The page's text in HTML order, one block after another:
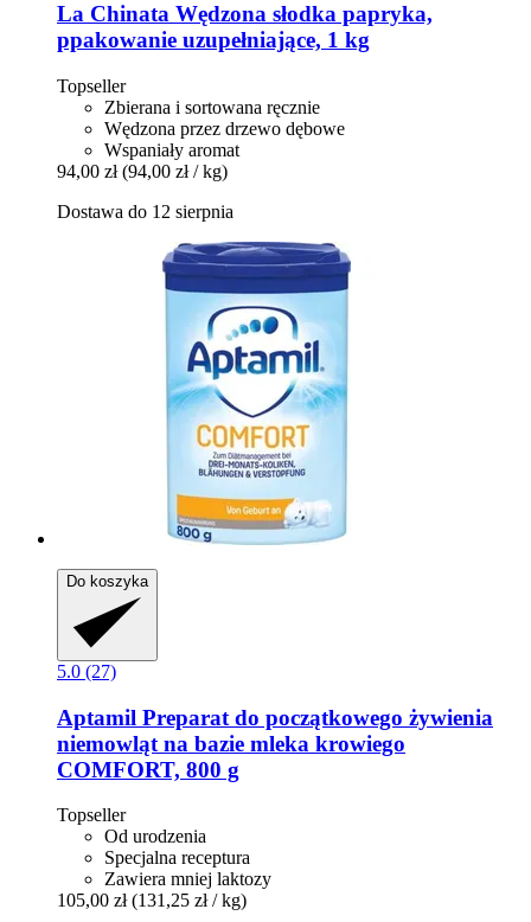
La Chinata Wędzona słodka papryka,
ppakowanie uzupełniające, 1 kg
Topseller
Zbierana i sortowana ręcznie
Wędzona przez drzewo dębowe
Wspaniały aromat
94,00 zł (94,00 zł / kg)
Dostawa do 12 sierpnia
Do koszyka
5.0 (27)
Aptamil Preparat do początkowego żywienia
niemowląt na bazie mleka krowiego
COMFORT, 800 g
Topseller
Od urodzenia
Specjalna receptura
Zawiera mniej laktozy
105,00 zł (131,25 zł / kg)